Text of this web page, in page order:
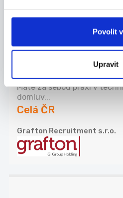
Povolit
Upravit
ZKUŠENÝ
NÁKUPČÍ | AŽ 70
PÍSEK
Máte za sebou praxi v
domluv...
Celá ČR
Grafton Recruitment s.r.o.